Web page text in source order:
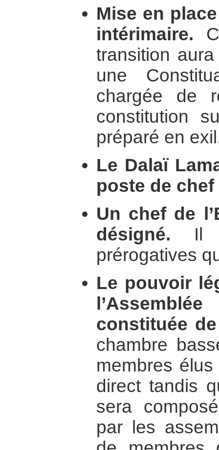
Mise en
intérimaire.
transition
une
chargée de
constitution
préparé en
Le Dalaï
poste de chef
Un chef de
désigné. Il
prérogatives
Le pouvoir
constituée
chambre
membres
direct tandis
sera
par les